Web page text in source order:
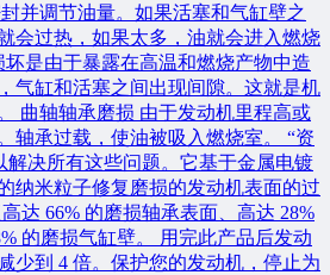
并调节油量。如果活塞和气缸壁之
会过热，如果太多，油就会进入燃烧
是由于暴露在高温和燃烧产物中造
气缸和活塞之间出现间隙。这就是机
曲轴轴承磨损 由于发动机里程高或
轴承过载，使油被吸入燃烧室。 “资
解决所有这些问题。它基于金属电镀
纳米粒子修复磨损的发动机表面的过
达 66% 的磨损轴承表面、高达 28%
的磨损气缸壁。 用完此产品后发动
少到 4 倍。保护您的发动机，停止为